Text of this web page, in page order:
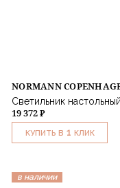
NORMANN
Светильник
19 372 ₽
КУПИТЬ В 1 КЛИК
в наличии